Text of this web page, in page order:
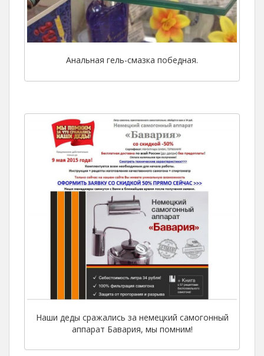
Анальная гель-смазка победная.
Наши деды сражались за немецкий самогонный
аппарат Бавария, мы помним!